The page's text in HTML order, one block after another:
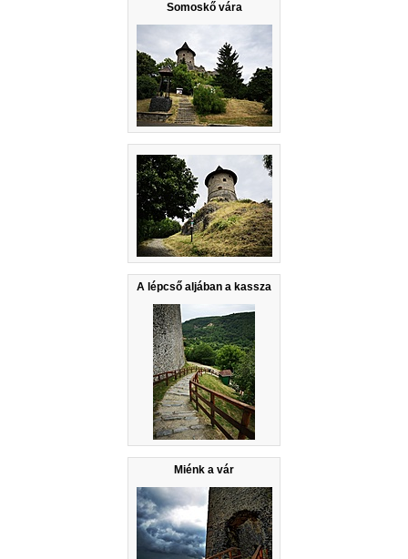
Somoskő vára
A lépcső aljában a kassza
Miénk a vár